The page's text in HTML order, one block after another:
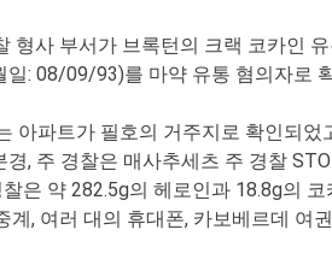
형사 부서가 브록턴의 크랙 코카인
: 08/09/93)를 마약 유통 혐의자로
아파트가 필호의 거주지로 확인되
, 주 경찰은 매사추세츠 주 경찰
은 약 282.5g의 헤로인과 18.8g의
계, 여러 대의 휴대폰, 카보베르데 여